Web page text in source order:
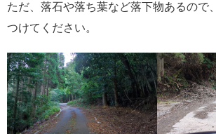
ただ、落石や落ち葉など落下物あるので
つけてください。